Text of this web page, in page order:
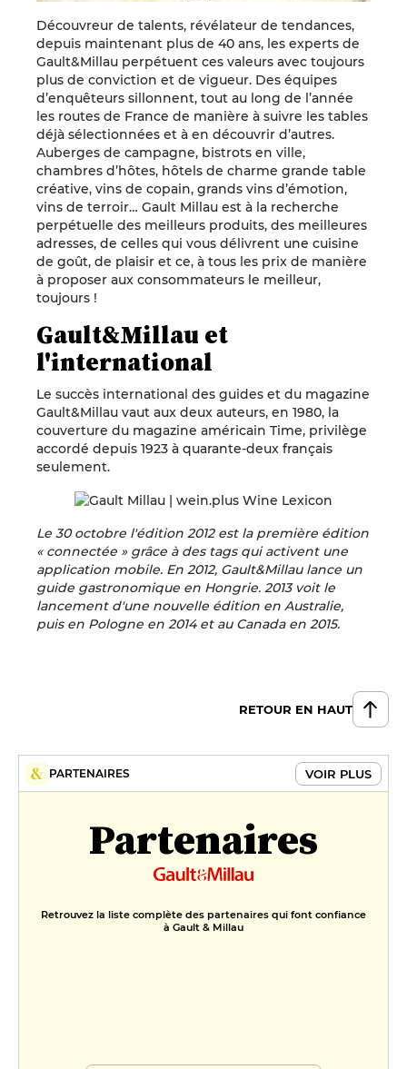
Découvreur de talents, révélateur de tendances,
depuis maintenant plus de 40 ans, les experts de
Gault&Millau perpétuent ces valeurs avec toujours
plus de conviction et de vigueur. Des équipes
d’enquêteurs sillonnent, tout au long de l’année
les routes de France de manière à suivre les tables
déjà sélectionnées et à en découvrir d’autres.
Auberges de campagne, bistrots en ville,
chambres d’hôtes, hôtels de charme grande table
créative, vins de copain, grands vins d’émotion,
vins de terroir… Gault Millau est à la recherche
perpétuelle des meilleurs produits, des meilleures
adresses, de celles qui vous délivrent une cuisine
de goût, de plaisir et ce, à tous les prix de manière
à proposer aux consommateurs le meilleur,
toujours !
Gault&Millau et
l'international
Le succès international des guides et du magazine
Gault&Millau vaut aux deux auteurs, en 1980, la
couverture du magazine américain Time, privilège
accordé depuis 1923 à quarante-deux français
seulement.
Le 30 octobre l'édition 2012 est la première édition
« connectée » grâce à des tags qui activent une
application mobile. En 2012, Gault&Millau lance un
guide gastronomique en Hongrie. 2013 voit le
lancement d'une nouvelle édition en Australie,
puis en Pologne en 2014 et au Canada en 2015.
RETOUR EN HAUT
PARTENAIRES VOIR PLUS
Partenaires
Retrouvez la liste complète des partenaires qui font confiance
à Gault & Millau